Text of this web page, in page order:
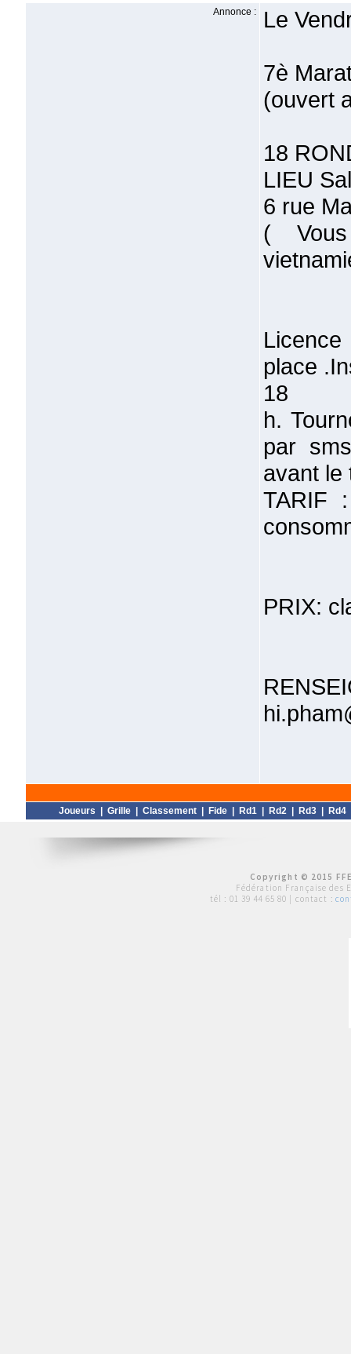
Annonce : Le
7è
(ouvert
18
LIEU
6 rue
(
place
18
h.
par
avant le
TARIF
PRIX:
Joueurs Grille Classement Fide Rd1 Rd2 Rd3 Rd4
Copyright © 2015
Fédération Française des
tél : 01 39 44 65 80 | contact :